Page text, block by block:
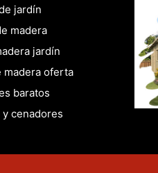
jardín
madera
jardín
madera oferta
baratos
cenadores